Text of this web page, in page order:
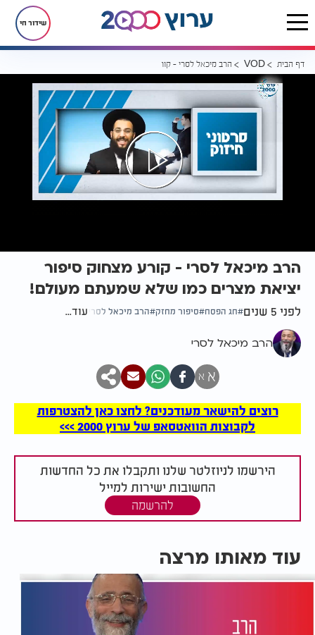
שידור חי
דף הבית VOD הרב מיכאל לסרי - קורע מצחוק סיפור יציאת מצרים כמו שלא שמעתם
הרב מיכאל לסרי - קורע מצחוק סיפור
יציאת מצרים כמו שלא שמעתם מעולם!
לפני 5 שנים חג הפסח סיפור מחזק הרב מיכאל לסרי עוד...
הרב מיכאל לסרי
א א
רוצים להישאר מעודכנים? לחצו כאן להצטרפות
לקבוצות הוואטסאפ של ערוץ 2000 >>>
הירשמו לניוזלטר שלנו ותקבלו את כל החדשות
החשובות ישירות למייל
להרשמה
עוד מאותו מרצה